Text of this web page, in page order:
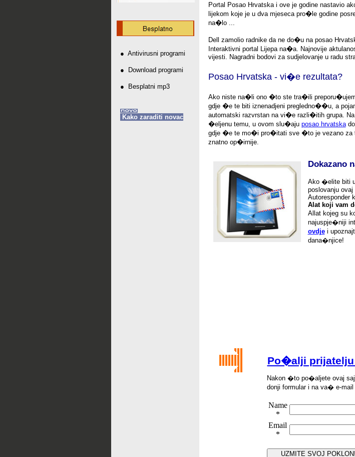
● Antivirusni programi
● Download programi
● Besplatni mp3
Kako zaraditi novac
Portal Posao Hrvatska i ove je godine nastavio
lijekom koje je u dva mjeseca pro�le godine
na�lo ...
Dell zamolio radnike da ne do�u na posao
Interaktivni portal Lijepa na�a. Najnovije
vijesti. Nagradni bodovi za sudjelovanje u radu
Posao Hrvatska - vi�e rezultata?
Ako niste na�li ono �to ste tra�ili
gdje �e te biti iznenadjeni pregledno��u, a
automatski razvrstan na vi�e razli�itih grupa.
�eljenu temu, u ovom slu�aju posao hrvatska
gdje �e te mo�i pro�itati sve �to je vezano za
znatno op�irnije.
Dokazano
Ako �elite biti
poslovanju
Autoresponder
Alat koji vam
Allat kojeg su
najuspje�niji
ovdjei
dana�njice!
Po�alji
Nakon �to po�aljete ovaj
donji formular i na va�e-mail
Name
*
Email
*